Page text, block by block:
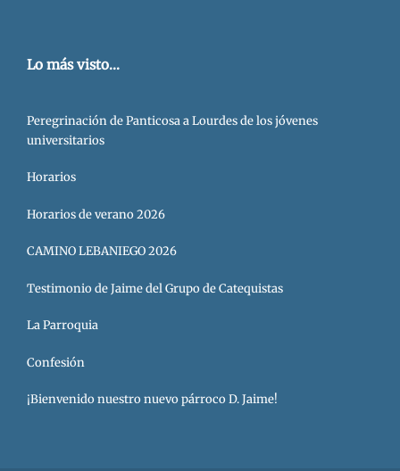
Lo más visto...
Peregrinación de Panticosa a Lourdes de los jóvenes
universitarios
Horarios
Horarios de verano 2026
CAMINO LEBANIEGO 2026
Testimonio de Jaime del Grupo de Catequistas
La Parroquia
Confesión
¡Bienvenido nuestro nuevo párroco D. Jaime!